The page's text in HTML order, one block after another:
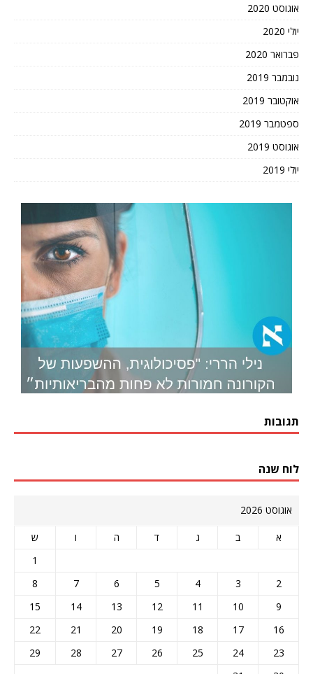
אוגוסט 2020
יולי 2020
פברואר 2020
נובמבר 2019
אוקטובר 2019
ספטמבר 2019
אוגוסט 2019
יולי 2019
תגובות
לוח שנה
אוגוסט 2026
א ב ג ד ה ו
ש
1
2
3
4
5
6
7
8
9
10
11
12
13
14
15
16
17
18
19
20
21
22
23
24
25
26
27
28
29